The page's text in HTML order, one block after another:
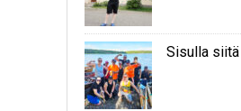
Sisulla